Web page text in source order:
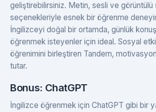
geliştirebilirsiniz. Metin, sesli ve görüntülü
seçenekleriyle esnek bir öğrenme
İngilizceyi doğal bir ortamda, günlük
öğrenmek isteyenler için ideal. Sosyal
öğrenimini birleştiren Tandem,
tutar.
Bonus: ChatGPT
İngilizce öğrenmek için ChatGPT gibi bir